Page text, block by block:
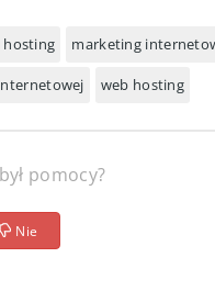
regularnej
web hosting